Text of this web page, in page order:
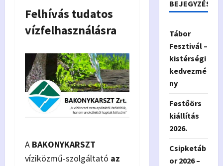
Felhívás tudatos
vízfelhasználásra
A BAKONYKARSZT
víziközmű-szolgáltató az
BEJEGYZÉSEK
Tábor
Fesztivál –
kistérségi
kedvezmé
ny
Festőörs
kiállítás
2026.
Csipketáb
or 2026 –